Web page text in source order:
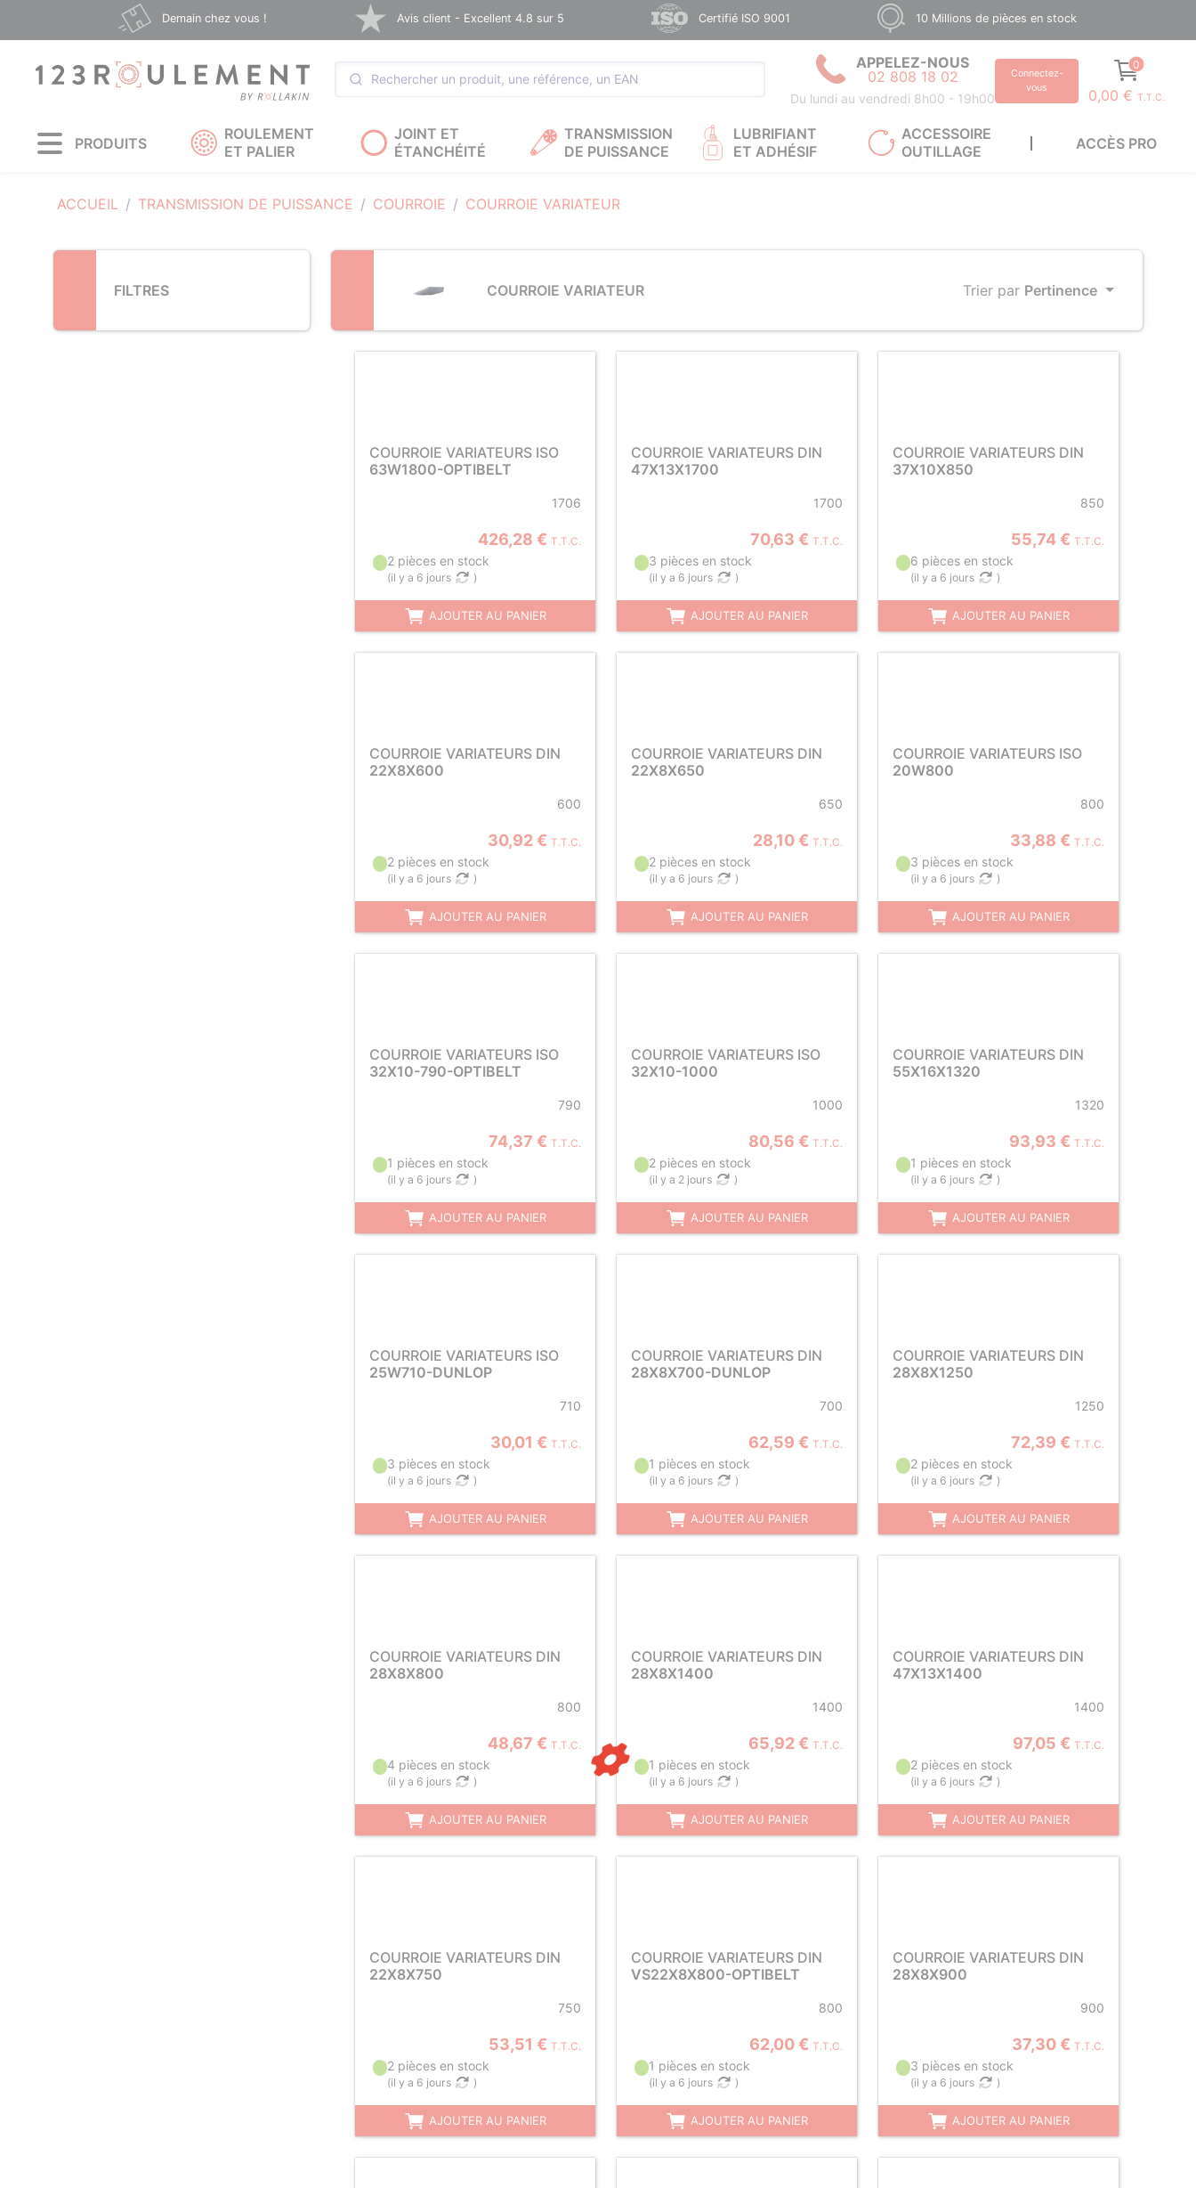
Demain chez vous ! Avis client - Excellent 4.8 sur 5 Certifié ISO 9001 10 Millions de pièces en stock
APPELEZ-NOUS
02 808 18 02
Du lundi au vendredi 8h00 - 19h00
Connectez-
vous
0
0,00 € T.T.C.
PRODUITS
ROULEMENT
ET PALIER
JOINT ET
ÉTANCHÉITÉ
TRANSMISSION
DE PUISSANCE
LUBRIFIANT
ET ADHÉSIF
ACCESSOIRE
OUTILLAGE
ACCÈS PRO
ACCUEIL TRANSMISSION DE PUISSANCE COURROIE COURROIE VARIATEUR
FILTRES COURROIE VARIATEUR Trier par Pertinence
COURROIE VARIATEURS ISO
63W1800-OPTIBELT
1706
426,28 € T.T.C.
2 pièces en stock
(il y a 6 jours )
AJOUTER AU PANIER
COURROIE VARIATEURS DIN
47X13X1700
1700
70,63 € T.T.C.
3 pièces en stock
(il y a 6 jours )
AJOUTER AU PANIER
COURROIE VARIATEURS DIN
37X10X850
850
55,74 € T.T.C.
6 pièces en stock
(il y a 6 jours )
AJOUTER AU PANIER
COURROIE VARIATEURS DIN
22X8X600
600
30,92 € T.T.C.
2 pièces en stock
(il y a 6 jours )
AJOUTER AU PANIER
COURROIE VARIATEURS DIN
22X8X650
650
28,10 € T.T.C.
2 pièces en stock
(il y a 6 jours )
AJOUTER AU PANIER
COURROIE VARIATEURS ISO
20W800
800
33,88 € T.T.C.
3 pièces en stock
(il y a 6 jours )
AJOUTER AU PANIER
COURROIE VARIATEURS ISO
32X10-790-OPTIBELT
790
74,37 € T.T.C.
1 pièces en stock
(il y a 6 jours )
AJOUTER AU PANIER
COURROIE VARIATEURS ISO
32X10-1000
1000
80,56 € T.T.C.
2 pièces en stock
(il y a 2 jours )
AJOUTER AU PANIER
COURROIE VARIATEURS DIN
55X16X1320
1320
93,93 € T.T.C.
1 pièces en stock
(il y a 6 jours )
AJOUTER AU PANIER
COURROIE VARIATEURS ISO
25W710-DUNLOP
710
30,01 € T.T.C.
3 pièces en stock
(il y a 6 jours )
AJOUTER AU PANIER
COURROIE VARIATEURS DIN
28X8X700-DUNLOP
700
62,59 € T.T.C.
1 pièces en stock
(il y a 6 jours )
AJOUTER AU PANIER
COURROIE VARIATEURS DIN
28X8X1250
1250
72,39 € T.T.C.
2 pièces en stock
(il y a 6 jours )
AJOUTER AU PANIER
COURROIE VARIATEURS DIN
28X8X800
800
48,67 € T.T.C.
4 pièces en stock
(il y a 6 jours )
AJOUTER AU PANIER
COURROIE VARIATEURS DIN
28X8X1400
1400
65,92 € T.T.C.
1 pièces en stock
(il y a 6 jours )
AJOUTER AU PANIER
COURROIE VARIATEURS DIN
47X13X1400
1400
97,05 € T.T.C.
2 pièces en stock
(il y a 6 jours )
AJOUTER AU PANIER
COURROIE VARIATEURS DIN
22X8X750
750
53,51 € T.T.C.
2 pièces en stock
(il y a 6 jours )
AJOUTER AU PANIER
COURROIE VARIATEURS DIN
VS22X8X800-OPTIBELT
800
62,00 € T.T.C.
1 pièces en stock
(il y a 6 jours )
AJOUTER AU PANIER
COURROIE VARIATEURS DIN
28X8X900
900
37,30 € T.T.C.
3 pièces en stock
(il y a 6 jours )
AJOUTER AU PANIER